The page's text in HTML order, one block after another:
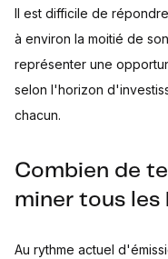
Il est difficile de
à environ la moitié de
représenter une
selon l'horizon
chacun.
Combien de
miner tous les
Au rythme actuel